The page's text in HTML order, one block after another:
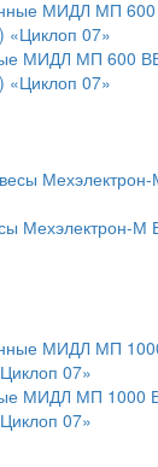
МИДЛ МП 600
«Циклоп 07»
Мехэлектрон-
МИДЛ МП 1000
07»